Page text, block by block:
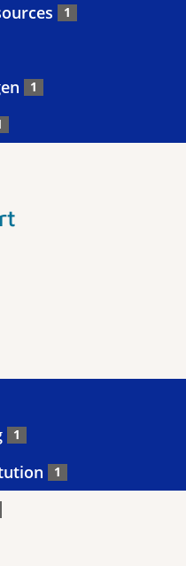
1
1
1
1